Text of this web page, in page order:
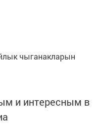
чыганакларын
и интересным в